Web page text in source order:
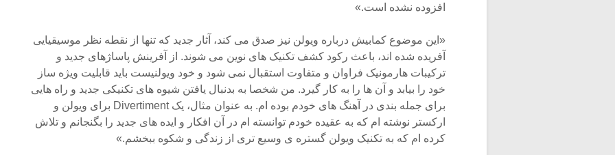
افزوده نشده است.»
«این موضوع کمابیش درباره ویولن نیز صدق می کند، آثار جدید که تنها از نقطه نظر موسیقیایی
آفریده شده اند، باعث رکود کشف تکنیک های نوین می شوند. از آفرینش پاساژهای جدید و
ترکیبات هارمونیک فراوان و متفاوت استقبال نمی شود و خود ویولنیست باید قابلیت ویژه ساز
خود را بیابد و آن ها را به کار گیرد. من شخصا به بدنبال یافتن شیوه های تکنیکی جدید و راه هایی
برای جمله بندی در آهنگ های خودم بوده ام. به عنوان مثال، یک Divertiment برای ویولن و
ارکستر نوشته ام که به عقیده خودم توانسته ام در آن افکار و ایده های جدید را بگنجانم و تلاش
کرده ام که به تکنیک ویولن گستره ی وسیع تری از زندگی و شکوه ببخشم.»